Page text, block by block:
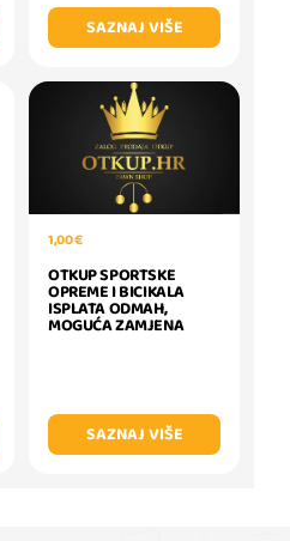
SAZNAJ VIŠE
1,00 €
OTKUP SPORTSKE
OPREME I BICIKALA
ISPLATA ODMAH,
MOGUĆA ZAMJENA
SAZNAJ VIŠE